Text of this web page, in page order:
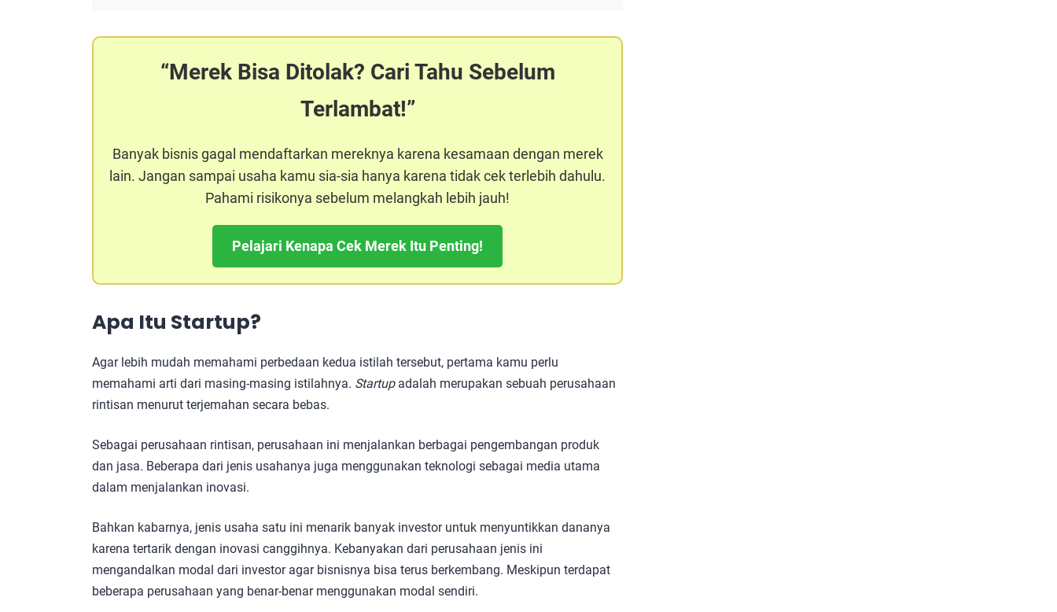
Merek Bisa Ditolak? Cari Tahu Sebelum
Terlambat!
Banyak bisnis gagal mendaftarkan mereknya karena kesamaan dengan merek
lain. Jangan sampai usaha kamu sia-sia hanya karena tidak cek terlebih dahulu.
Pahami risikonya sebelum melangkah lebih jauh!
Pelajari Kenapa Cek Merek Itu Penting!
Apa Itu Startup?
Agar lebih mudah memahami perbedaan kedua istilah tersebut, pertama kamu perlu
memahami arti dari masing-masing istilahnya. Startup adalah merupakan sebuah perusahaan
rintisan menurut terjemahan secara bebas.
Sebagai perusahaan rintisan, perusahaan ini menjalankan berbagai pengembangan produk
dan jasa. Beberapa dari jenis usahanya juga menggunakan teknologi sebagai media utama
dalam menjalankan inovasi.
Bahkan kabarnya, jenis usaha satu ini menarik banyak investor untuk menyuntikkan dananya
karena tertarik dengan inovasi canggihnya. Kebanyakan dari perusahaan jenis ini
mengandalkan modal dari investor agar bisnisnya bisa terus berkembang. Meskipun terdapat
beberapa perusahaan yang benar-benar menggunakan modal sendiri.